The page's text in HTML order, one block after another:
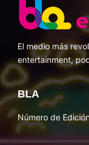
El medio más
entertainment,
BLA
Número de